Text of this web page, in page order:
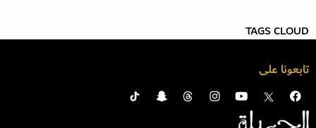
TAGS CLOUD
تابعونا على